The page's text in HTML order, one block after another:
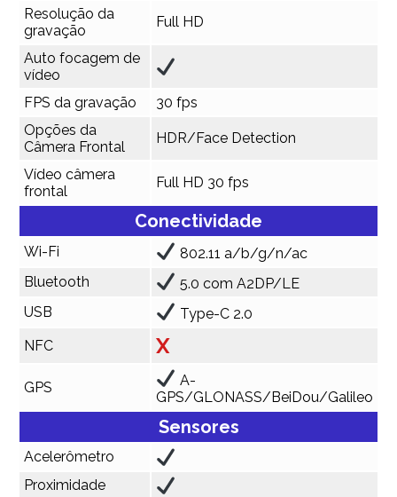
Resolução da
gravação
Full HD
Auto focagem de
vídeo
FPS da gravação
30 fps
Opções da
Câmera Frontal
HDR/Face Detection
Vídeo câmera
frontal
Full HD 30 fps
Conectividade
Wi-Fi
802.11 a/b/g/n/ac
Bluetooth
5.0 com A2DP/LE
USB
Type-C 2.0
NFC
X
GPS
A-
GPS/GLONASS/BeiDou/Galileo
Sensores
Acelerômetro
Proximidade